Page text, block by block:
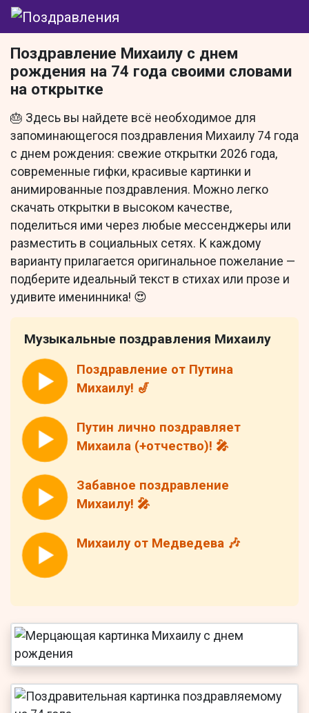
Поздравление Михаилу с днем
рождения на 74 года своими словами
на открытке
🎂 Здесь вы найдете всё необходимое для
запоминающегося поздравления Михаилу 74 года
с днем рождения: свежие открытки 2026 года,
современные гифки, красивые картинки и
анимированные поздравления. Можно легко
скачать открытки в высоком качестве,
поделиться ими через любые мессенджеры или
разместить в социальных сетях. К каждому
варианту прилагается оригинальное пожелание —
подберите идеальный текст в стихах или прозе и
удивите именинника! 😍
Музыкальные поздравления Михаилу
Поздравление от Путина
Михаилу! 🎷
Путин лично поздравляет
Михаила (+отчество)! 🎤
Забавное поздравление
Михаилу! 🎤
Михаилу от Медведева 🎶